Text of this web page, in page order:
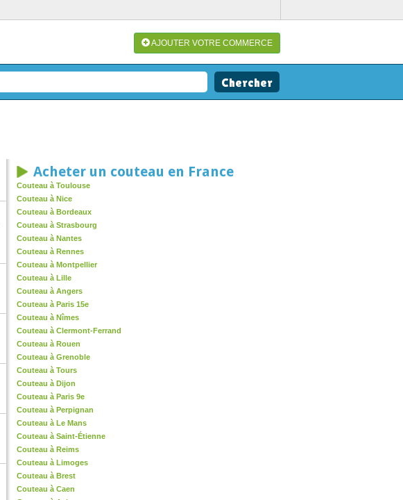
AJOUTER VOTRE COMMERCE
Acheter un couteau en France
Couteau à Toulouse
Couteau à Nice
Couteau à Bordeaux
Couteau à Strasbourg
Couteau à Nantes
Couteau à Rennes
Couteau à Montpellier
Couteau à Lille
Couteau à Angers
Couteau à Paris 15e
Couteau à Nîmes
Couteau à Clermont-Ferrand
Couteau à Rouen
Couteau à Grenoble
Couteau à Tours
Couteau à Dijon
Couteau à Paris 9e
Couteau à Perpignan
Couteau à Le Mans
Couteau à Saint-Étienne
Couteau à Reims
Couteau à Limoges
Couteau à Brest
Couteau à Caen